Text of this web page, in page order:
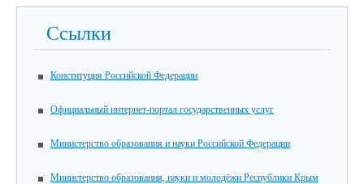
Ссылки
Конституция Российской Федерации
Официальный интернет-портал государственных услуг
Министерство образования и науки Российской Федерации
Министерство образования, науки и молодёжи Республики Крым